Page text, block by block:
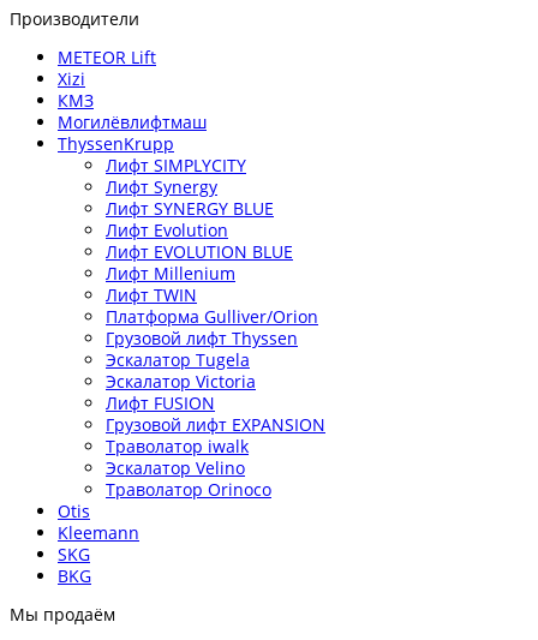
Производители
METEOR Lift
Xizi
КМЗ
Могилёвлифтмаш
ThyssenKrupp
Лифт SIMPLYCITY
Лифт Synergy
Лифт SYNERGY BLUE
Лифт Evolution
Лифт EVOLUTION BLUE
Лифт Millenium
Лифт TWIN
Платформа Gulliver/Orion
Грузовой лифт Thyssen
Эскалатор Tugela
Эскалатор Victoria
Лифт FUSION
Грузовой лифт EXPANSION
Траволатор iwalk
Эскалатор Velino
Траволатор Orinoco
Otis
Kleemann
SKG
BKG
Мы продаём